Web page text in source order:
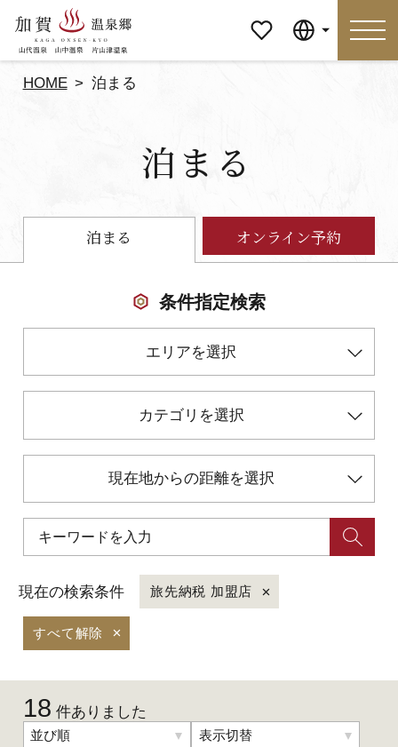
ージ
食べる
マイページ
加賀に泊まって！北陸巡り♪
ご当地グルメ
加賀 旅先納税
お知らせ
動画を見る
HOME 泊まる
泊まる
泊まる オンライン予約
条件指定検索
エリアを選択
カテゴリを選択
現在地からの距離を選択
現在の検索条件 旅先納税 加盟店
すべて解除
18 件ありました
並び順 表示切替